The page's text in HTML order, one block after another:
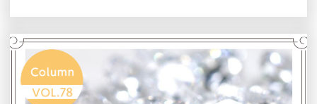
や選び方を解説します。